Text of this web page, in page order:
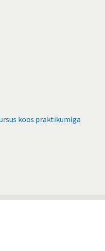
koos praktikumiga